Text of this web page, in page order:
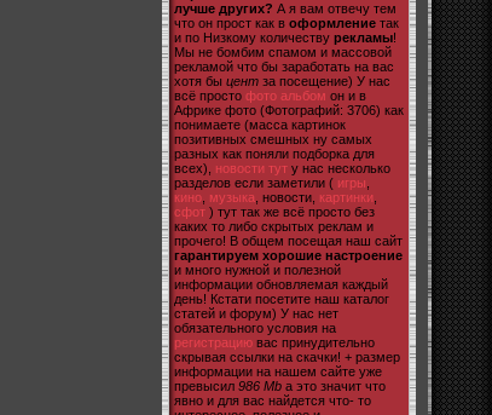
лучше других? А я вам отвечу тем
что он прост как в оформление так
и по Низкому количеству рекламы!
Мы не бомбим спамом и массовой
рекламой что бы заработать на вас
хотя бы цент за посещение) У нас
всё просто фото альбом он и в
Африке фото (Фотографий: 3706) как
понимаете (масса картинок
позитивных смешных ну самых
разных как поняли подборка для
всех), новости тут у нас несколько
разделов если заметили ( игры
кино музыка , новости, картинки
сфот ) тут так же всё просто без
каких то либо скрытых реклам и
прочего! В общем посещая наш сайт
гарантируем хорошие настроение
и много нужной и полезной
информации обновляемая каждый
день! Кстати посетите наш каталог
статей и форум) У нас нет
обязательного условия на
регистрацию вас принудительно
скрывая ссылки на скачки! + размер
информации на нашем сайте уже
превысил 986 Mb а это значит что
явно и для вас найдется что- то